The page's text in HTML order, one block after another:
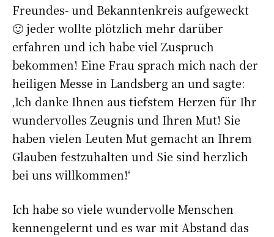
Freundes- und Bekanntenkreis aufgeweckt
🙂 jeder wollte plötzlich mehr darüber
erfahren und ich habe viel Zuspruch
bekommen! Eine Frau sprach mich nach der
heiligen Messe in Landsberg an und sagte:
‚Ich danke Ihnen aus tiefstem Herzen für Ihr
wundervolles Zeugnis und Ihren Mut! Sie
haben vielen Leuten Mut gemacht an Ihrem
Glauben festzuhalten und Sie sind herzlich
bei uns willkommen!‘
Ich habe so viele wundervolle Menschen
kennengelernt und es war mit Abstand das